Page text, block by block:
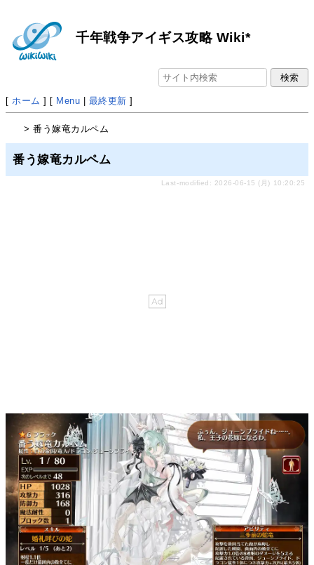
千年戦争アイギス攻略 Wiki*
[ ホーム ] [ Menu | 最終更新 ]
> 番う嫁竜カルペム
番う嫁竜カルペム
Last-modified: 2026-06-15 (月) 10:20:25